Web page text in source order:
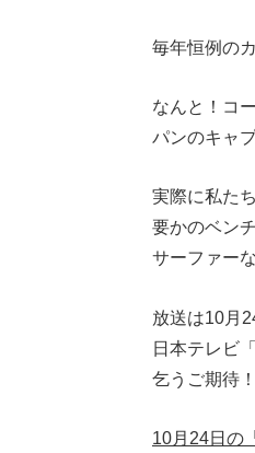
毎年恒例の
なんと！コ
パンのキャ
実際に私た
要かのベン
サーファー
放送は10月
日本テレビ
乞うご期待！
10月24日の